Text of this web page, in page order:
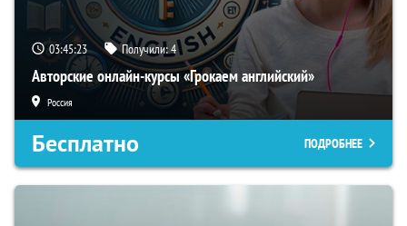
03:45:22 Получили:4
Авторские онлайн-курсы «Грокаем английский»
Россия
Бесплатно ПОДРОБНЕЕ